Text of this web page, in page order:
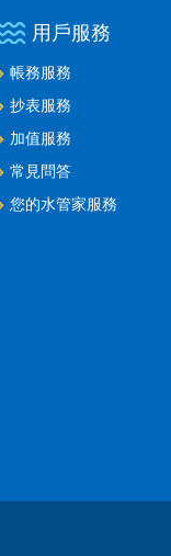
用戶服務
帳務服務
抄表服務
加值服務
常見問答
您的水管家服務